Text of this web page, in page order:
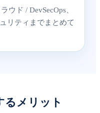
ウド / DevSecOps、
リティまでまとめて
るメリット